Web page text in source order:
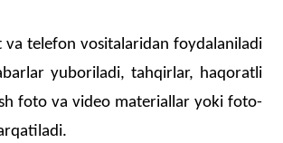
va telefon vositalaridan foydalaniladi
yuboriladi, tahqirlar, haqoratli
foto va video materiallar yoki foto-
.